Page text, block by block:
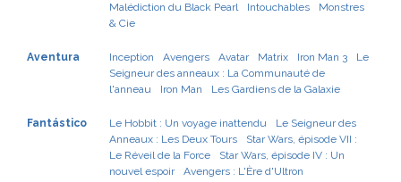
Malédiction du Black Pearl
Intouchables
Monstres
& Cie
Aventura Inception Avengers Avatar Matrix Iron Man 3
Le
Seigneur des anneaux : La Communauté de
l'anneau
Iron Man Les Gardiens de la Galaxie
Fantástico Le Hobbit : Un voyage inattendu
Le Seigneur des
Anneaux : Les Deux Tours
Star Wars, épisode VII :
Le Réveil de la Force
Star Wars, épisode IV : Un
nouvel espoir
Avengers : L'Ère d'Ultron